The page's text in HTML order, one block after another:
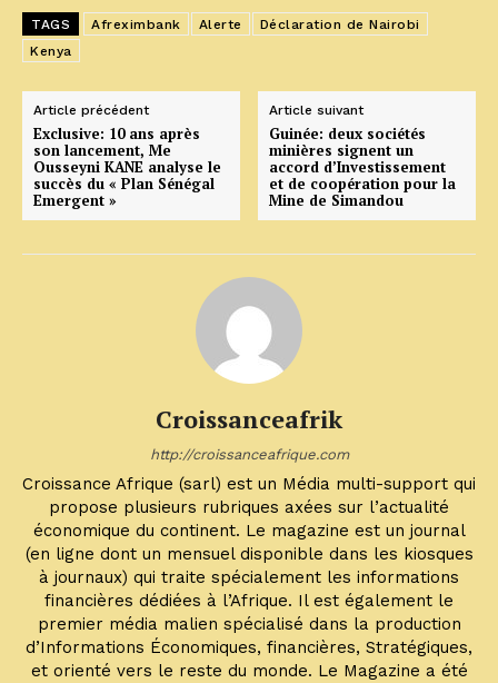
TAGS Afreximbank Alerte
Déclaration de Nairobi
Kenya
Article précédent
Exclusive: 10 ans après
son lancement, Me
Ousseyni KANE analyse le
succès du « Plan Sénégal
Emergent »
Article suivant
Guinée: deux sociétés
minières signent un
accord d’Investissement
et de coopération pour la
Mine de Simandou
Croissanceafrik
http://croissanceafrique.com
Croissance Afrique (sarl) est un Média multi-support qui
propose plusieurs rubriques axées sur l’actualité
économique du continent. Le magazine est un journal
(en ligne dont un mensuel disponible dans les kiosques
à journaux) qui traite spécialement les informations
financières dédiées à l’Afrique. Il est également le
premier média malien spécialisé dans la production
d’Informations Économiques, financières, Stratégiques,
et orienté vers le reste du monde. Le Magazine a été